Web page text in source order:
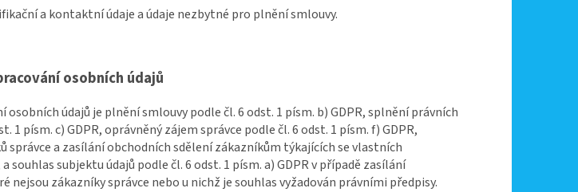
a kontaktní údaje a údaje nezbytné pro plnění smlouvy.
osobních údajů
osobních údajů je plnění smlouvy podle čl. 6 odst. 1 písm. b) GDPR, splnění právních
1 písm. c) GDPR, oprávněný zájem správce podle čl. 6 odst. 1 písm. f) GDPR,
správce a zasílání obchodních sdělení zákazníkům týkajících se vlastních
souhlas subjektu údajů podle čl. 6 odst. 1 písm. a) GDPR v případě zasílání
nejsou zákazníky správce nebo u nichž je souhlas vyžadován právními předpisy.